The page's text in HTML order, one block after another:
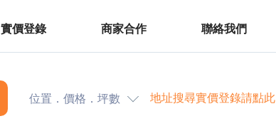
實價登錄 商家合作 聯絡我們
位置．價格．坪數 地址搜尋實價登錄請點此